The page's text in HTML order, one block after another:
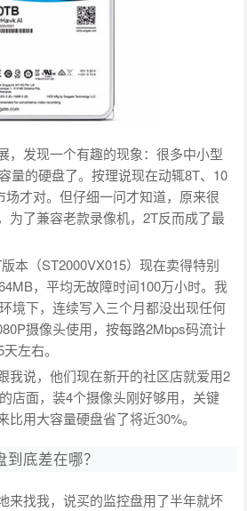
，发现一个有趣的现象：很多中小型
量的硬盘了。按理说现在动辄8T、10
场才对。但仔细一问才知道，原来很
为了兼容老款录像机，2T反而成了最
本（ST2000VX015）现在卖得特别
，平均无故障时间100万小时。我
境下，连续写入三个月都没出现任何
摄像头使用，按每路2Mbps码流计
左右。
我说，他们现在新开的社区店就爱用2
店面，装4个摄像头刚好够用，关键
用大容量硬盘省了将近30%。
底差在哪？
来找我，说买的监控盘用了半年就坏